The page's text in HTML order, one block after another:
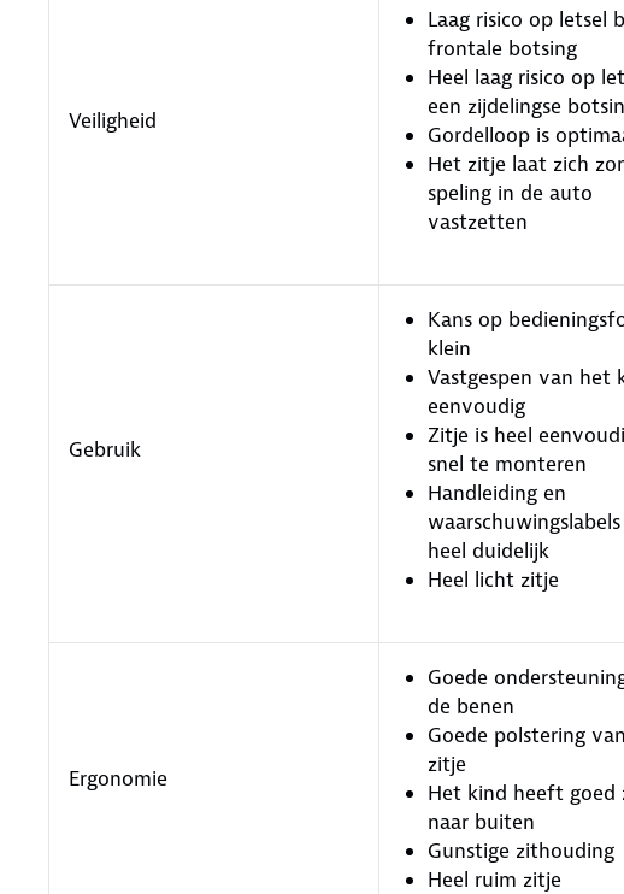
Veiligheid
Laag risico op letsel
frontale botsing
Heel laag risico op
een zijdelingse
Gordelloop is
Het zitje laat zich
speling in de auto
vastzetten
Gebruik
Kans op
klein
Vastgespen van het
eenvoudig
Zitje is heel
snel te monteren
Handleiding en
heel duidelijk
Heel licht zitje
Ergonomie
Goede
de benen
Goede polstering
zitje
Het kind heeft goed
naar buiten
Gunstige zithouding
Heel ruim zitje